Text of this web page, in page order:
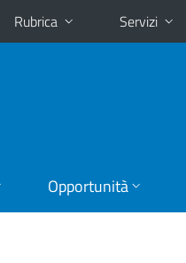
Rubrica Servizi
Opportunità